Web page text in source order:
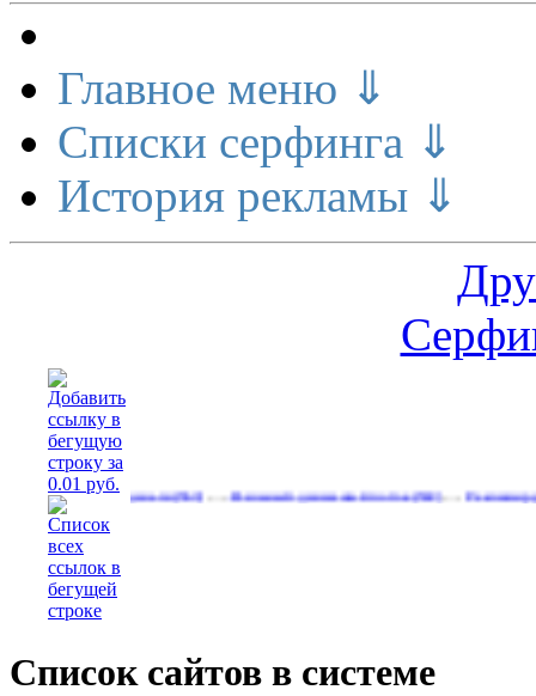
Главное меню ⇓
Списки серфинга ⇓
История рекламы ⇓
делает деньги(563)…Реальный денежный поток(592)…Рекламируйтесь на
Список сайтов в системе